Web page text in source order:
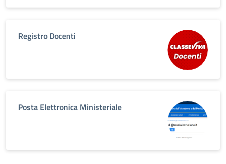
Registro Docenti
Posta Elettronica Ministeriale